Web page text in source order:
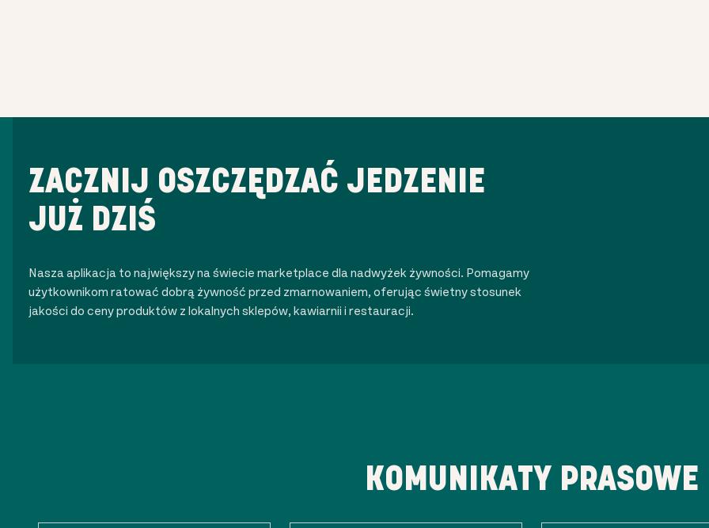
ZACZNIJ OSZCZĘDZAĆ JEDZENIE
JUŻ DZIŚ
Nasza aplikacja to największy na świecie marketplace dla nadwyżek żywności. Pomagamy
użytkownikom ratować dobrą żywność przed zmarnowaniem, oferując świetny stosunek
jakości do ceny produktów z lokalnych sklepów, kawiarnii i restauracji.
KOMUNIKATY PRASOWE